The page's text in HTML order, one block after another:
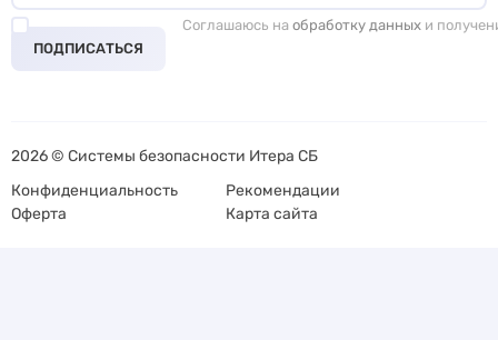
ПОДПИСАТЬСЯ
Соглашаюсь на обработку данных и
2026 © Системы безопасности Итера СБ
Конфиденциальность
Рекомендации
Оферта
Карта сайта